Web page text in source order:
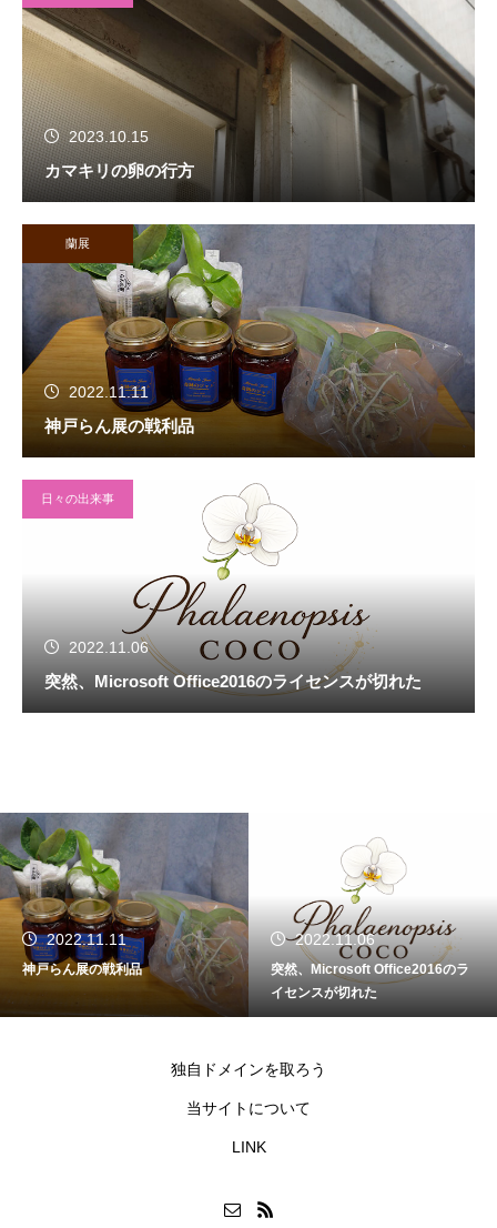
2023.10.15
カマキリの卵の行方
蘭展
2022.11.11
神戸らん展の戦利品
日々の出来事
2022.11.06
突然、Microsoft Office2016のライセンスが切れた
2022.11.11
神戸らん展の戦利品
2022.11.06
突然、Microsoft Office2016のラ
イセンスが切れた
独自ドメインを取ろう
当サイトについて
LINK